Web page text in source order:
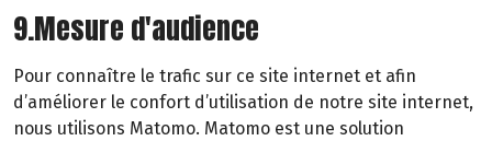
9.Mesure d'audience
Pour connaître le trafic sur ce site internet et afin
d’améliorer le confort d’utilisation de notre site internet,
nous utilisons Matomo. Matomo est une solution